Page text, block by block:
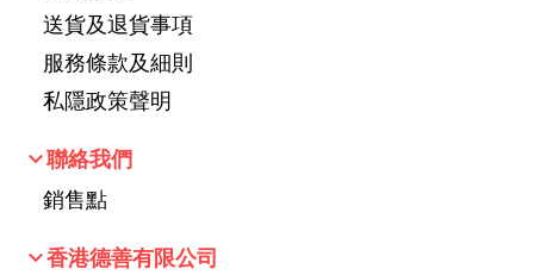
送貨及退貨事項
服務條款及細則
私隱政策聲明
keyboard_arrow_down聯絡我們
銷售點
keyboard_arrow_down香港德善有限公司